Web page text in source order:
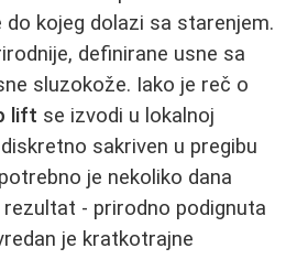
do kojeg dolazi sa starenjem.
definirane usne sa
sluzokože. Iako je reč o
lift se izvodi u lokalnoj
sakriven u pregibu
je nekoliko dana
- prirodno podignuta
je kratkotrajne